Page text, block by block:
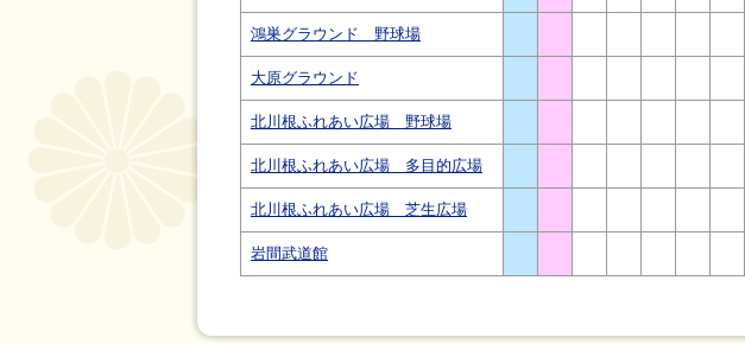
鴻巣グラウンド 野球場
大原グラウンド
北川根ふれあい広場 野球場
北川根ふれあい広場 多目的広場
北川根ふれあい広場 芝生広場
岩間武道館